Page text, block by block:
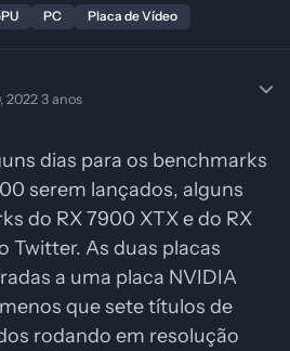
PC Placa de Vídeo
20223 anos
dias para os benchmarks
serem lançados, alguns
do RX 7900 XTX e do RX
Twitter. As duas placas
a uma placa NVIDIA
que sete títulos de
rodando em resolução